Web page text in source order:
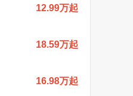
12.99万起
18.59万起
16.98万起